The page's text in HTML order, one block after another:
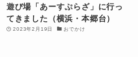
遊び場「あーすぷらざ」に行っ
てきました（横浜・本郷台）
2023年2月19日 おでかけ